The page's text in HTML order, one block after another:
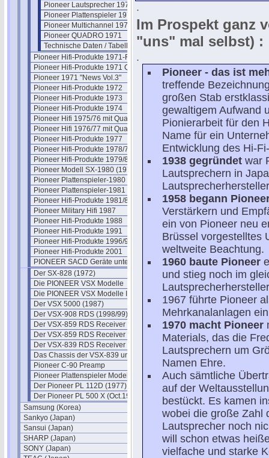
Pioneer Lautsprecher 1971
Pioneer Plattenspieler 1971
Pioneer Multichannel 1971
Pioneer QUADRO 1971
Technische Daten / Tabellen 1971
Pioneer Hifi-Produkte 1971-Flyer
Pioneer Hifi-Produkte 1971 Quadro
Pioneer 1971 "News Vol.3"
Pioneer Hifi-Produkte 1972
Pioneer Hifi-Produkte 1973
Pioneer Hifi-Produkte 1974
Pioneer Hifi 1975/76 mit Quadro
Pioneer Hifi 1976/77 mit Quadro
Pioneer Hifi-Produkte 1977
Pioneer Hifi-Produkte 1978/79
Pioneer Hifi-Produkte 1979/80
Pioneer Modell SX-1980 (1978)
Pioneer Plattenspieler-1980
Pioneer Plattenspieler-1981
Pioneer Hifi-Produkte 1981/82
Pioneer Military Hifi 1987
Pioneer Hifi-Produkte 1988
Pioneer Hifi-Produkte 1991
Pioneer Hifi-Produkte 1996/97
Pioneer Hifi-Produkte 2001
PIONEER SACD Geräte unter SACD
Der SX-828 (1972)
Die PIONEER VSX Modelle
Die PIONEER VSX Modelle II
Der VSX 5000 (1987)
Der VSX-908 RDS (1998/99)
Der VSX-859 RDS Receiver
Der VSX-859 RDS Receiver II
Der VSX-839 RDS Receiver
Das Chassis der VSX-839 und 859
Pioneer C-90 Preamp
Pioneer Plattenspieler Modelle
Der Pioneer PL 112D (1977)
Der Pioneer PL 500 X (Oct.1979)
Samsung (Korea)
Sankyo (Japan)
Sansui (Japan)
SHARP (Japan)
SONY (Japan)
.
Im Prospekt ganz
"uns" mal selbst) :
.
Pioneer - das ist
treffende
großen Stab
gewaltigem Aufwand
Pionierarbeit für den
Name für ein
Entwicklung des Hi-
1938 gegründet war
Lautsprechern in
1958 begann
Verstärkern und
ein von Pioneer neu
Brüssel vorgestelltes
weltweite Beachtung.
1960 baute Pioneer
und stieg noch im
1967 führte Pioneer
Mehrkanalanlagen
1970 macht Pioneer
Materials, das die
Lautsprechern um
Namen Ehre.
Auch sämtliche
auf der
bestückt. Es kamen
wobei die große Zahl
Lautsprecher noch
will schon etwas
vielfache und starke